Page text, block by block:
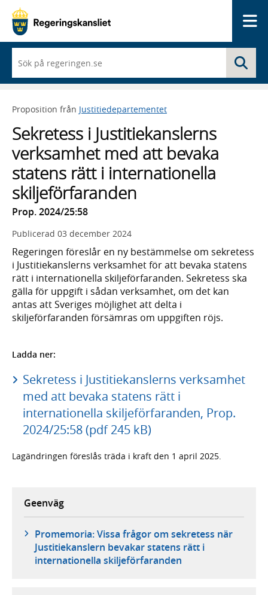
du
börjar
skriva
framträder
lista
med
sökförslag
Proposition från Justitiedepartementet
Sekretess i Justitiekanslerns
verksamhet med att bevaka
statens rätt i internationella
skiljeförfaranden
Prop. 2024/25:58
Publicerad 03 december 2024
Regeringen föreslår en ny bestämmelse om sekretess
i Justitiekanslerns verksamhet för att bevaka statens
rätt i internationella skiljeförfaranden. Sekretess ska
gälla för uppgift i sådan verksamhet, om det kan
antas att Sveriges möjlighet att delta i
skiljeförfaranden försämras om uppgiften röjs.
Ladda ner:
Sekretess i Justitiekanslerns verksamhet
med att bevaka statens rätt i
internationella skiljeförfaranden, Prop.
2024/25:58 (pdf 245 kB)
Lagändringen föreslås träda i kraft den 1 april 2025.
Geenväg
Promemoria: Vissa frågor om sekretess när
Justitiekanslern bevakar statens rätt i
internationella skiljeförfaranden